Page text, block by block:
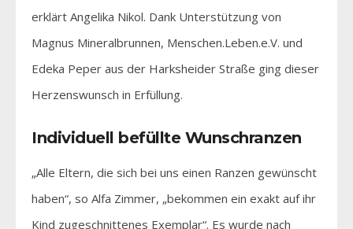
erklärt Angelika Nikol. Dank Unterstützung von
Magnus Mineralbrunnen, Menschen.Leben.e.V. und
Edeka Peper aus der Harksheider Straße ging dieser
Herzenswunsch in Erfüllung.
Individuell befüllte Wunschranzen
„Alle Eltern, die sich bei uns einen Ranzen gewünscht
haben“, so Alfa Zimmer, „bekommen ein exakt auf ihr
Kind zugeschnittenes Exemplar“. Es wurde nach